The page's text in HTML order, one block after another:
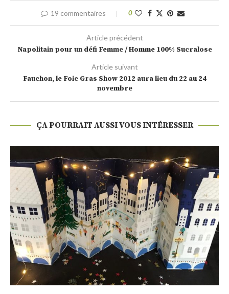
19 commentaires 0
Article précédent
Napolitain pour un défi Femme / Homme 100% Sucralose
Article suivant
Fauchon, le Foie Gras Show 2012 aura lieu du 22 au 24
novembre
ÇA POURRAIT AUSSI VOUS INTÉRESSER